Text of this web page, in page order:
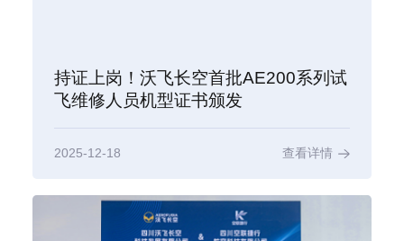
持证上岗！沃飞长空首批AE200系列试
飞维修人员机型证书颁发
2025-12-18 查看详情